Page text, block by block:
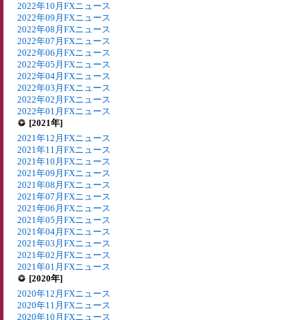
2022年10月FXニュース
2022年09月FXニュース
2022年08月FXニュース
2022年07月FXニュース
2022年06月FXニュース
2022年05月FXニュース
2022年04月FXニュース
2022年03月FXニュース
2022年02月FXニュース
2022年01月FXニュース
[2021年]
2021年12月FXニュース
2021年11月FXニュース
2021年10月FXニュース
2021年09月FXニュース
2021年08月FXニュース
2021年07月FXニュース
2021年06月FXニュース
2021年05月FXニュース
2021年04月FXニュース
2021年03月FXニュース
2021年02月FXニュース
2021年01月FXニュース
[2020年]
2020年12月FXニュース
2020年11月FXニュース
2020年10月FXニュース